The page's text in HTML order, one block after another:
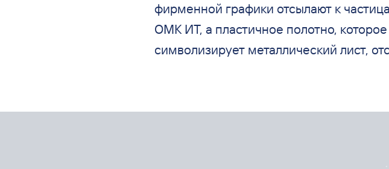
фирменной графики отсылают к
ОМК ИТ, а пластичное полотно,
символизирует металлический лист,